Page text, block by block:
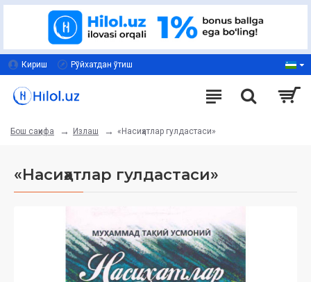
Кириш Рўйхатдан ўтиш
Бош саҳифа Излаш «Насиҳатлар гулдастаси»
«Насиҳатлар гулдастаси»